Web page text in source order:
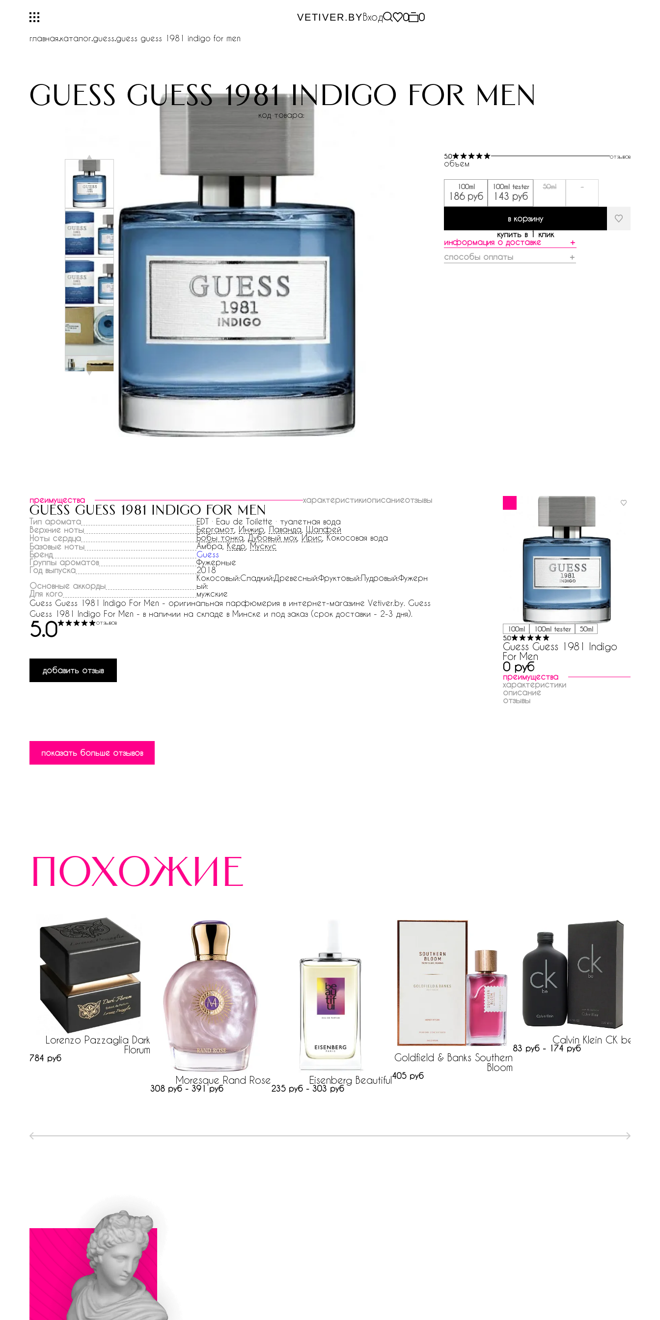
VETIVER.BYВход 0 0
главная.каталог.guess.guess guess 1981 indigo for men
guess guess 1981 indigo for men
код товара:
5.0 отзывов
объем
100ml
186 руб
100ml tester
143 руб
50ml -
в корзину
купить в 1 клик
информация о доставке
＋
способы оплаты
＋
преимущества характеристикиописаниеотзывы
guess guess 1981 indigo for men
Тип аромата
EDT · Eau de Toilette · туалетная вода
Верхние ноты
Бергамот Инжир Лаванда Шалфей
Ноты сердца
Бобы тонка Дубовый мох Ирис , Кокосовая вода
Базовые ноты
Амбра, Кедр Мускус
Бренд
Guess
Группы ароматов
Фужерные
Год выпуска
2018
Основные аккорды
Кокосовый:Сладкий:Древесный:Фруктовый:Пудровый:Фужерн
ый:
Для кого
мужские
Guess Guess 1981 Indigo For Men - оригинальная парфюмерия в интернет-магазине Vetiver.by. Guess
Guess 1981 Indigo For Men - в наличии на складе в Минске и под заказ (срок доставки - 2-3 дня).
5.0 отзывов
добавить отзыв
показать больше отзывов
100ml 100ml tester 50ml
5.0
Guess Guess 1981 Indigo
For Men
0 руб
преимущества
характеристики
описание
отзывы
похожие
Lorenzo Pazzaglia Dark
Florum
784 руб
Moresque Rand Rose
308 руб - 391 руб
Eisenberg Beautiful
235 руб - 303 руб
Goldfield & Banks Southern
Bloom
405 руб
Calvin Klein CK be
83 руб - 174 руб